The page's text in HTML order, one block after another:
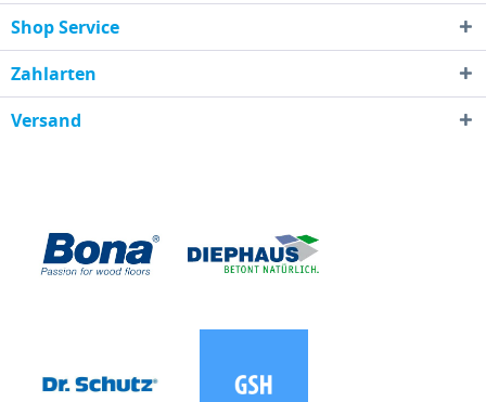
Shop Service
Zahlarten
Versand